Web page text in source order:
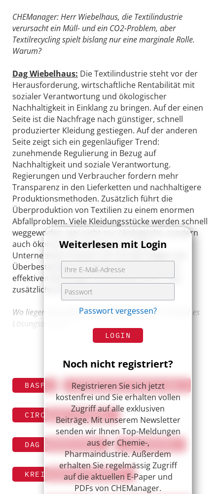
CHEManager: Herr Wiebelhaus, die Textilindustrie
verursacht ein Müll- und ein CO2-Problem, aber
Textilrecycling spielt bislang nur eine marginale Rolle.
Warum?
Dag Wiebelhaus: Die Textilindustrie steht vor der
Herausforderung, wirtschaftliche Rentabilität mit
sozialer Verantwortung und ökologischer
Nachhaltigkeit in Einklang zu bringen. Auf der einen
Seite ist die Nachfrage nach günstiger, schnell
produzierter Kleidung gestiegen. Auf der anderen
Seite zeigt sich ein gegenläufiger Trend:
zunehmende Regulierung in Bezug auf
Nachhaltigkeit und soziale Verantwortung.
Regierungen und Verbraucher fordern mehr
Transparenz in den Lieferketten und nachhaltigere
Produktionsmethoden. Zusätzlich führt die
Überproduktion von Textilien zu einem enormen
Abfallproblem. Viele Kleidungsstücke werden schnell
weggeworfen, was nicht nur ökologische, sondern
auch ökonomische Kosten verursacht.
Unternehmen müssen sich mit den Folgen von
Überbeständen und der Notwendigkeit eines
effektiven Recyclings auseinandersetzen, was
zusätzliche Investitionen erfordert.
Wo liegen die größten Herausforderungen? Und gibt es
Lösungsansätze?
Weiterlesen mit Login
Passwort vergessen?
LOGIN
Noch nicht registriert?
Registrieren Sie sich jetzt
kostenfrei und Sie erhalten vollen
Zugriff auf alle exklusiven
Beiträge. Mit unserem Newsletter
senden wir Ihnen Top-Meldungen
aus der Chemie-,
Pharmaindustrie. Außerdem
erhalten Sie regelmässig Zugriff
auf die aktuellen E-Paper und
PDFs von CHEManager.
BASF CHEMISCHES RECYCLING
CIRCULAR ECONOMY
DAG WIEBELHAUS INTERVIEW
KREISLAUFWIRTSCHAFT